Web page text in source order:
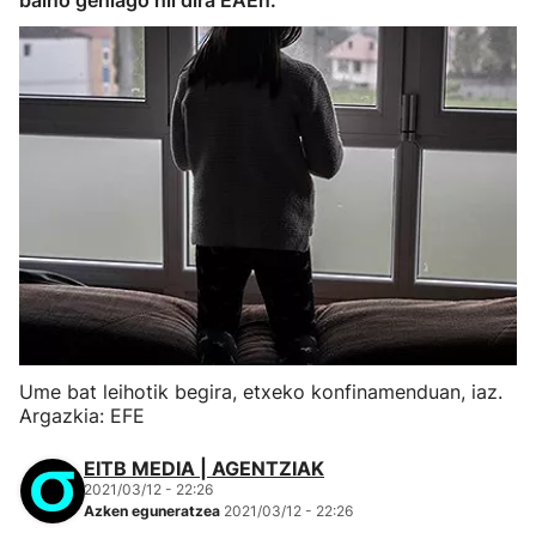
Ume bat leihotik begira, etxeko konfinamenduan, iaz.
Argazkia: EFE
EITB MEDIA | AGENTZIAK
2021/03/12 - 22:26
Azken eguneratzea 2021/03/12 - 22:26